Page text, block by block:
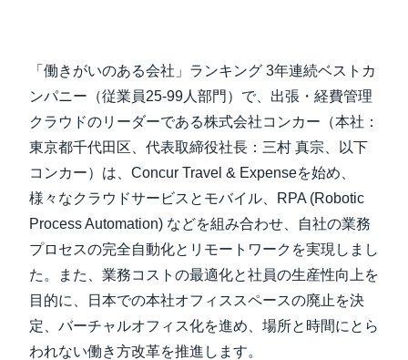
「働きがいのある会社」ランキング 3年連続ベストカ
ンパニー（従業員25-99人部門）で、出張・経費管理
クラウドのリーダーである株式会社コンカー（本社：
東京都千代田区、代表取締役社長：三村 真宗、以下
コンカー）は、Concur Travel & Expenseを始め、
様々なクラウドサービスとモバイル、RPA (Robotic
Process Automation) などを組み合わせ、自社の業務
プロセスの完全自動化とリモートワークを実現しまし
た。また、業務コストの最適化と社員の生産性向上を
目的に、日本での本社オフィススペースの廃止を決
定、バーチャルオフィス化を進め、場所と時間にとら
われない働き方改革を推進します。